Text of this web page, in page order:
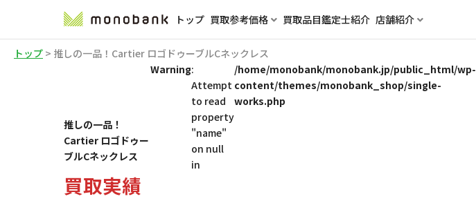
トップ 買取参考価格 買取品目鑑定士紹介 店舗紹介
トップ > 推しの一品！Cartier ロゴドゥーブルCネックレス
推しの一品！
Cartier ロゴドゥー
ブルCネックレス
買取実績
Warning:
Attempt
to read
property
"name"
on null
in
/home/monobank/monobank.jp/public_html/wp-
content/themes/monobank_shop/single-
works.php